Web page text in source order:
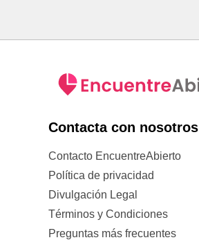
Contacta con nosotros
Contacto EncuentreAbierto
Política de privacidad
Divulgación Legal
Términos y Condiciones
Preguntas más frecuentes